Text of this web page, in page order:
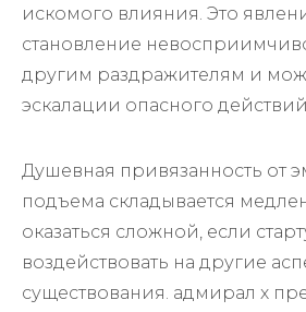
искомого влияния. Это
становление
другим раздражителям и
эскалации опасного
Душевная привязанность от
подъема складывается
оказаться сложной, если
воздействовать на другие
существования. адмирал х